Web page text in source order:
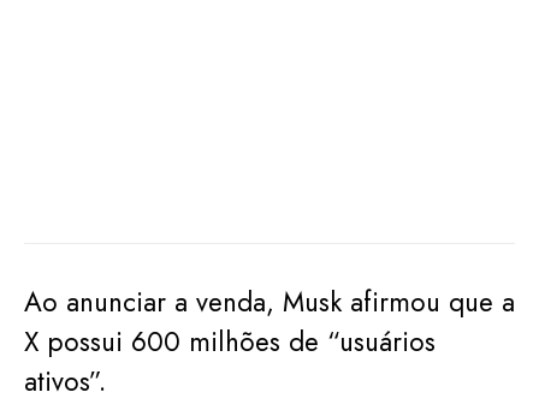
Ao anunciar a venda, Musk afirmou que a
X possui 600 milhões de “usuários
ativos”.